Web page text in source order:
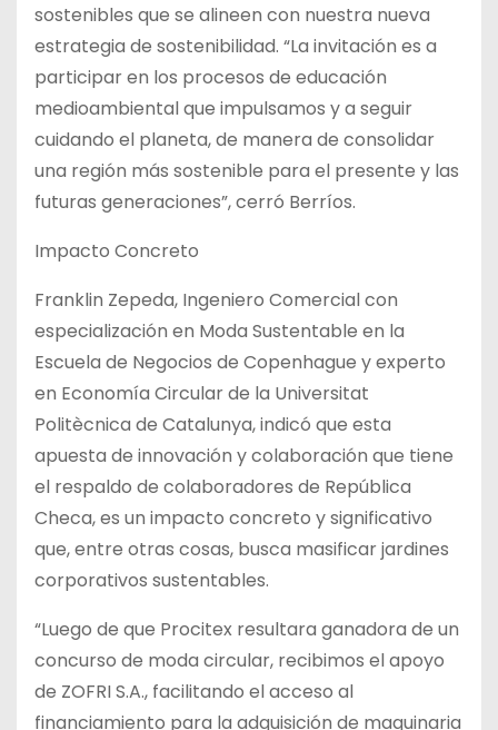
sostenibles que se alineen con nuestra nueva
estrategia de sostenibilidad. “La invitación es a
participar en los procesos de educación
medioambiental que impulsamos y a seguir
cuidando el planeta, de manera de consolidar
una región más sostenible para el presente y las
futuras generaciones”, cerró Berríos.
Impacto Concreto
Franklin Zepeda, Ingeniero Comercial con
especialización en Moda Sustentable en la
Escuela de Negocios de Copenhague y experto
en Economía Circular de la Universitat
Politècnica de Catalunya, indicó que esta
apuesta de innovación y colaboración que tiene
el respaldo de colaboradores de República
Checa, es un impacto concreto y significativo
que, entre otras cosas, busca masificar jardines
corporativos sustentables.
“Luego de que Procitex resultara ganadora de un
concurso de moda circular, recibimos el apoyo
de ZOFRI S.A., facilitando el acceso al
financiamiento para la adquisición de maquinaria